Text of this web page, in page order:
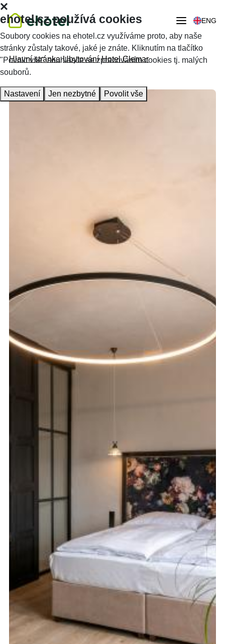
ENG
Hlavní stránka Ubytování Hotel Clemar
ehotel.cz používá cookies
Soubory cookies na ehotel.cz využíváme proto, aby naše
stránky zůstaly takové, jaké je znáte. Kliknutím na tlačítko
"Povolit vše" souhlasíte se zpracováním cookies tj. malých
souborů.
Nastavení Jen nezbytné Povolit vše